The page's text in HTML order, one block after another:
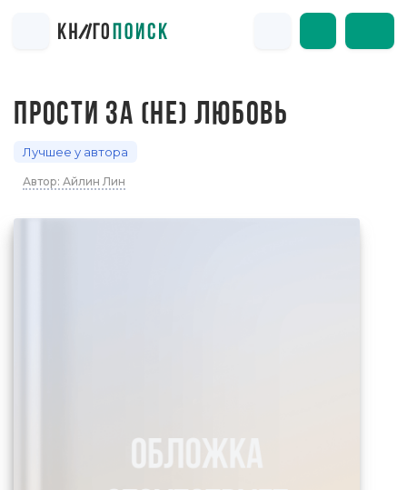
ПРОСТИ ЗА (НЕ) ЛЮБОВЬ
Лучшее у автора
Автор: Айлин Лин